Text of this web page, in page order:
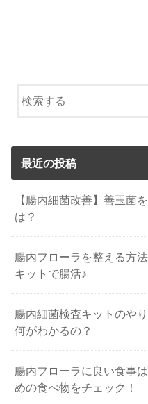
最近の投稿
【腸内細菌改善】善玉菌
は？
腸内フローラを整える方
キットで腸活♪
腸内細菌検査キットのや
何がわかるの？
腸内フローラに良い食事
めの食べ物をチェック！